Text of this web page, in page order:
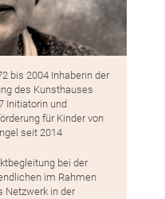
bis 2004 Inhaberin der
des Kunsthauses
Initiatorin und
für Kinder von
seit 2014
bei der
im Rahmen
Netzwerk in der